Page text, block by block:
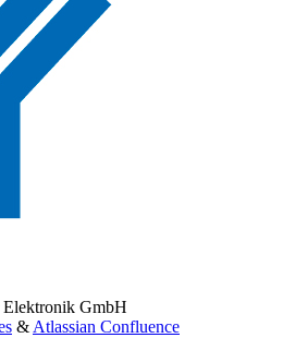
Elektronik GmbH
&Atlassian Confluence